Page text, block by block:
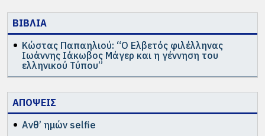
ΒΙΒΛΙΑ
Κώστας Παπαηλιού: “Ο Ελβετός φιλέλληνας
Ιωάννης Ιάκωβος Μάγερ και η γέννηση του
ελληνικού Τύπου”
ΑΠΟΨΕΙΣ
Ανθ’ ημών selfie